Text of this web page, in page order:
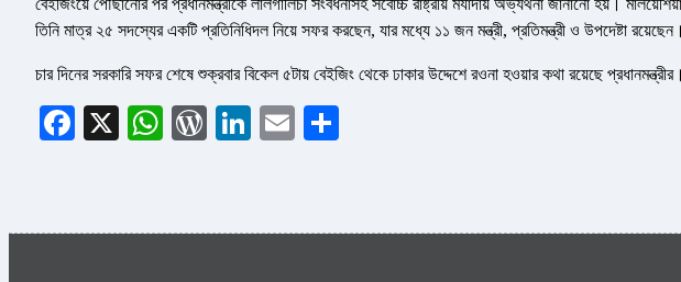
তিনি মাত্র ২৫ সদস্যের একটি প্রতিনিধিদল নিয়ে সফর করছেন, যার মধ্যে ১১ জন মন্ত্রী, প্রতিমন্ত্রী ও উপদেষ্টা রয়েছেন।
চার দিনের সরকারি সফর শেষে শুক্রবার বিকেল ৫টায় বেইজিং থেকে ঢাকার উদ্দেশে রওনা হওয়ার কথা রয়েছে প্রধানমন্ত্রীর।
Facebook
X WhatsApp
WordPress
LinkedIn
Email